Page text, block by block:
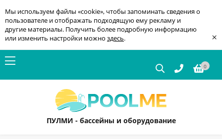
Мы используем файлы «cookie», чтобы запоминать сведения о
пользователе и отображать подходящую ему рекламу и
другие материалы. Получить более подробную информацию
или изменить настройки можно здесь. ×
0
ПУЛМИ - бассейны и оборудование